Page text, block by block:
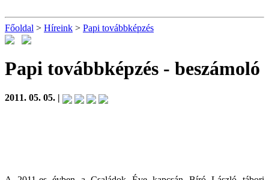
Főoldal > Híreink > Papi továbbképzés
Papi továbbképzés - beszámoló
2011. 05. 05. |